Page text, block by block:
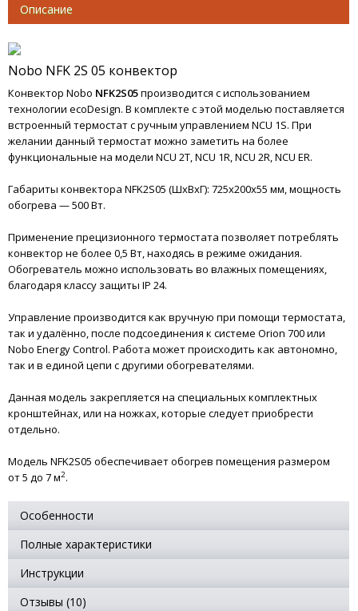
Описание
Nobo NFK 2S 05 конвектор
Конвектор Nobo NFK2S05производится с использованием
технологии ecoDesign. В комплекте с этой моделью поставляется
встроенный термостат с ручным управлением NCU 1S. При
желании данный термостат можно заметить на более
функциональные на модели NCU 2T, NCU 1R, NCU 2R, NCU ER.
Габариты конвектора NFK2S05 (ШxВxГ): 725x200x55 мм, мощность
обогрева — 500 Вт.
Применение прецизионного термостата позволяет потреблять
конвектор не более 0,5 Вт, находясь в режиме ожидания.
Обогреватель можно использовать во влажных помещениях,
благодаря классу защиты IP 24.
Управление производится как вручную при помощи термостата,
так и удалённо, после подсоединения к системе Orion 700 или
Nobo Energy Control. Работа может происходить как автономно,
так и в единой цепи с другими обогревателями.
Данная модель закрепляется на специальных комплектных
кронштейнах, или на ножках, которые следует приобрести
отдельно.
Модель NFK2S05 обеспечивает обогрев помещения размером
от 5 до 7 м2.
Особенности
Полные характеристики
Инструкции
Отзывы (10)